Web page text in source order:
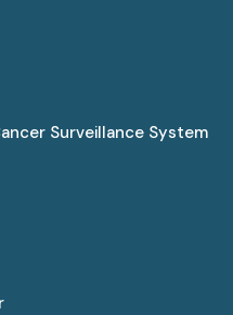
Surveillance System